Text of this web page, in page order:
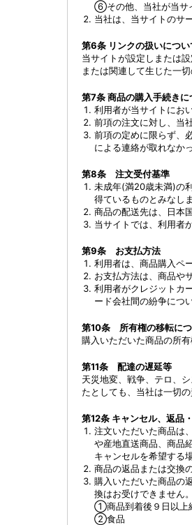
⑥その他、当社が当サ
当社は、当サイトのサ
第6条 リンクの扱いについ
当サイトが設定しまたは
または関連して生じた一
第7条 商品の購入手続きに
利用者が当サイトにお
前項の注文に対し、当
前項の定めに限らず、
による連絡が取れなか
第8条 注文受付基準
未成年(満20歳未満)の
得ているものとみなしま
商品の配送先は、日本
当サイトでは、利用者
第9条 お支払方法
利用者は、商品購入ペ
お支払方法は、商品や
利用者がクレジットカ
ード会社間の紛争につ
第10条 所有権の移転に
購入いただいた商品の所
第11条 配達の遅延等
天災地変、戦争、テロ、
たとしても、当社は一切の
第12条 キャンセル、返品
注文いただいた商品は
や産地直送商品、商品
キャンセルを希望する
商品の返品または交換
購入いただいた商品の
換はお受けできません。
①商品到着後９日以上
②食品